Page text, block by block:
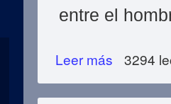
entre el
Leer más sobre Las
3294